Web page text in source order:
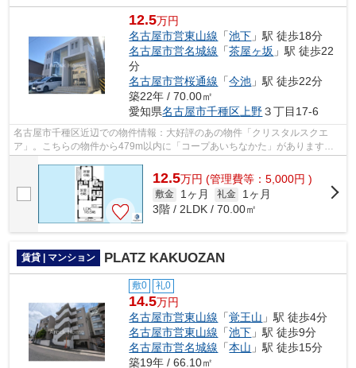
12.5万円
名古屋市営東山線 「池下 」駅 徒歩18分
名古屋市営名城線 「茶屋ヶ坂 」駅 徒歩22
分
名古屋市営桜通線 「今池 」駅 徒歩22分
築22年 / 70.00㎡
愛知県名古屋市千種区 上野３丁目17-6
名古屋市千種区近辺での物件情報：大好評のあの物件「クリスタルスクエ
ア」。こちらの物件から479m以内に「コープあいちなかた」があります。
最上階のマンションです。ごみをもって歩...
12.5万円 (管理費等：5,000円 )
敷金 1ヶ月 礼金
1ヶ月
3階 / 2LDK / 70.00㎡
賃貸 | マンション PLATZ KAKUOZAN
敷0 礼0
14.5万円
名古屋市営東山線 「覚王山 」駅 徒歩4分
名古屋市営東山線 「池下 」駅 徒歩9分
名古屋市営名城線 「本山 」駅 徒歩15分
築19年 / 66.10㎡